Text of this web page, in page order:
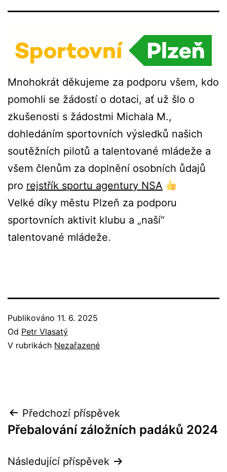
Mnohokrát děkujeme za podporu všem, kdo
pomohli se žádostí o dotaci, ať už šlo o
zkušenosti s žádostmi Michala M.,
dohledáním sportovních výsledků našich
soutěžních pilotů a talentované mládeže a
všem členům za doplnění osobních ůdajů
pro rejstřík sportu agentury NSA
Velké díky městu Plzeň za podporu
sportovních aktivit klubu a „naší“
talentované mládeže.
Publikováno 11. 6. 2025
Od Petr Vlasatý
V rubrikách Nezařazené
Navigace
pro
příspěvek
Předchozí příspěvek
Přebalování záložních padáků 2024
Následující příspěvek